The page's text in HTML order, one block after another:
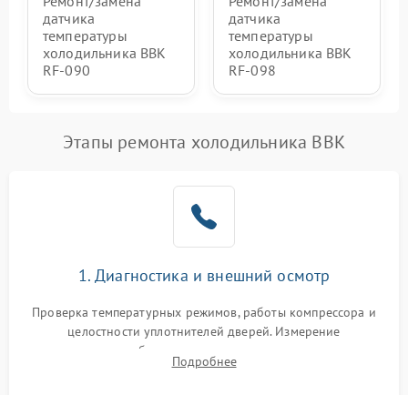
датчика
температуры
холодильника BBK
RF-090
датчика
температуры
холодильника BBK
RF-098
Этапы ремонта холодильника BBK
1. Диагностика и внешний осмотр
Проверка температурных режимов, работы компрессора и
целостности уплотнителей дверей. Измерение
сопротивления обмоток мотора, проверка термостата и
считывание кодов ошибок с электронного дисплея.
Подробнее